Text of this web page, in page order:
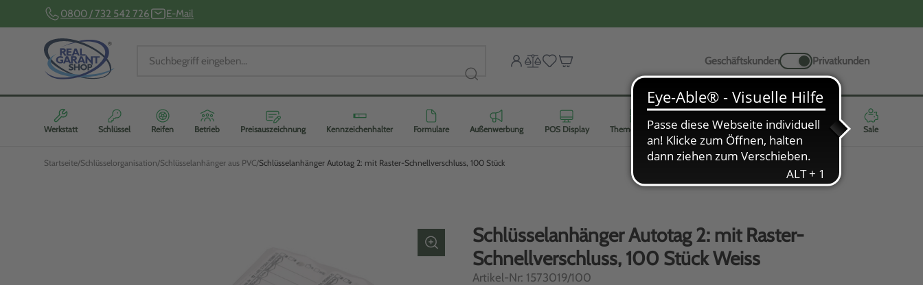
0800 / 732 542 726 E-Mail
Geschäftskunden Privatkunden
Werkstatt Schlüssel Reifen Betrieb Preisauszeichnung Kennzeichenhalter Formulare Außenwerbung POS Display Themenwelten Werbeartikel Neuheiten Highlights Sale
Startseite Schlüsselorganisation Schlüsselanhänger aus PVC Schlüsselanhänger Autotag 2: mit Raster-Schnellverschluss, 100 Stück
Schlüsselanhänger Autotag 2: mit Raster-
Schnellverschluss, 100 Stück Weiss
Artikel-Nr: 1573019/100